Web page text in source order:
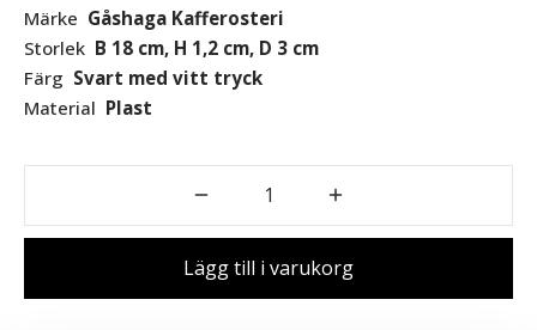
Märke Gåshaga Kafferosteri
Storlek B 18 cm, H 1,2 cm, D 3 cm
Färg Svart med vitt tryck
Material Plast
Lägg till i varukorg